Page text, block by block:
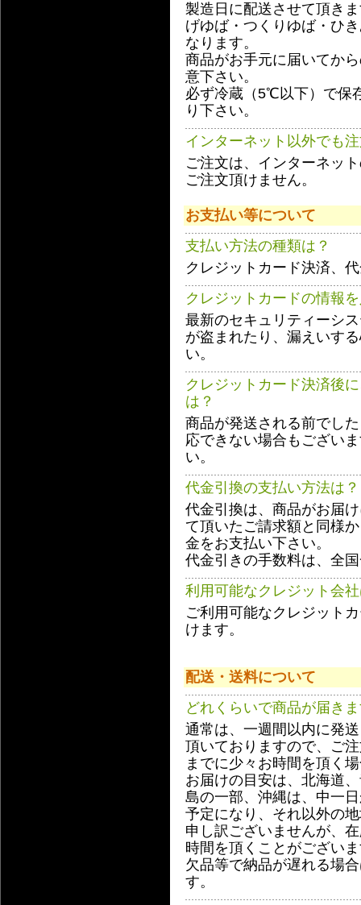
製造日に配送させて頂き
げゆば・つくりゆば・ひ
なります。
商品がお手元に届いてか
意下さい。
必ず冷蔵（5℃以下）で保
り下さい。
インターネット以外でも
ご注文は、インターネッ
ご注文頂けません。
お支払い等について
支払い方法の種類は？
クレジットカード決済、
クレジットカードの情報
最新のセキュリティーシ
が盗まれたり、漏えいす
い。
クレジットカード決済後
は？
商品が発送される前でし
応できない場合もござい
い。
代金引換の支払い方法は？
代金引換は、商品がお届
て頂いたご請求額と同様
金をお支払い下さい。
代金引きの手数料は、全
利用可能なクレジット会
ご利用可能なクレジット
けます。
配送・送料について
どれくらいで商品が届き
通常は、一週間以内に発
頂いておりますので、ご
までに少々お時間を頂く
お届けの目安は、北海道
島の一部、沖縄は、中一
予定になり、それ以外の
申し訳ございませんが、
時間を頂くことがござい
欠品等で納品が遅れる場
す。